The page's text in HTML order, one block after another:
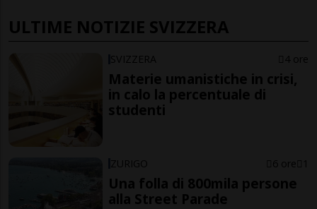
ULTIME NOTIZIE SVIZZERA
SVIZZERA 4 ore
Materie umanistiche in crisi,
in calo la percentuale di
studenti
ZURIGO 6 ore 1
Una folla di 800mila persone
alla Street Parade